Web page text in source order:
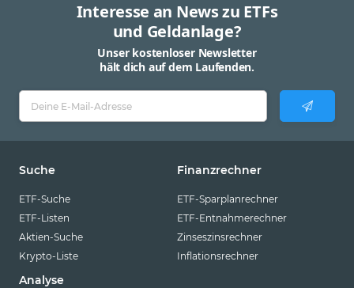
Interesse an News zu ETFs
und Geldanlage?
Unser kostenloser Newsletter
hält dich auf dem Laufenden.
Suche
ETF-Suche
ETF-Listen
Aktien-Suche
Krypto-Liste
Analyse
Finanzrechner
ETF-Sparplanrechner
ETF-Entnahmerechner
Zinseszinsrechner
Inflationsrechner